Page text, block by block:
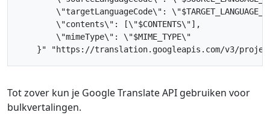
        \"targetLanguageCode\": \"
        \"contents\": [\"
$CONTENTS
        \"mimeType\": \"
$MIME_TYPE
    }"
"https://translation.googleapis.com/v3/
Tot zover kun je Google Translate API gebruiken voor
bulkvertalingen.